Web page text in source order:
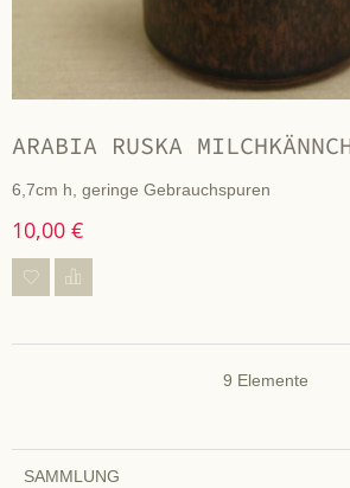
ARABIA RUSKA
6,7cm h, geringe Gebrauchspuren
10,00 €
9 Elemente
SAMMLUNG